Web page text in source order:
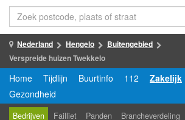
Nederland Hengelo
Buitengebied
Verspreide huizen Twekkelo
Home Tijdlijn Buurtinfo 112 Zakelijk
Gezondheid
Bedrijven Failliet Panden Brancheverdeling